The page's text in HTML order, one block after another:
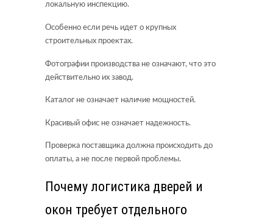
локальную инспекцию.
Особенно если речь идет о крупных
строительных проектах.
Фотографии производства не означают, что это
действительно их завод.
Каталог не означает наличие мощностей.
Красивый офис не означает надежность.
Проверка поставщика должна происходить до
оплаты, а не после первой проблемы.
Почему логистика дверей и
окон требует отдельного